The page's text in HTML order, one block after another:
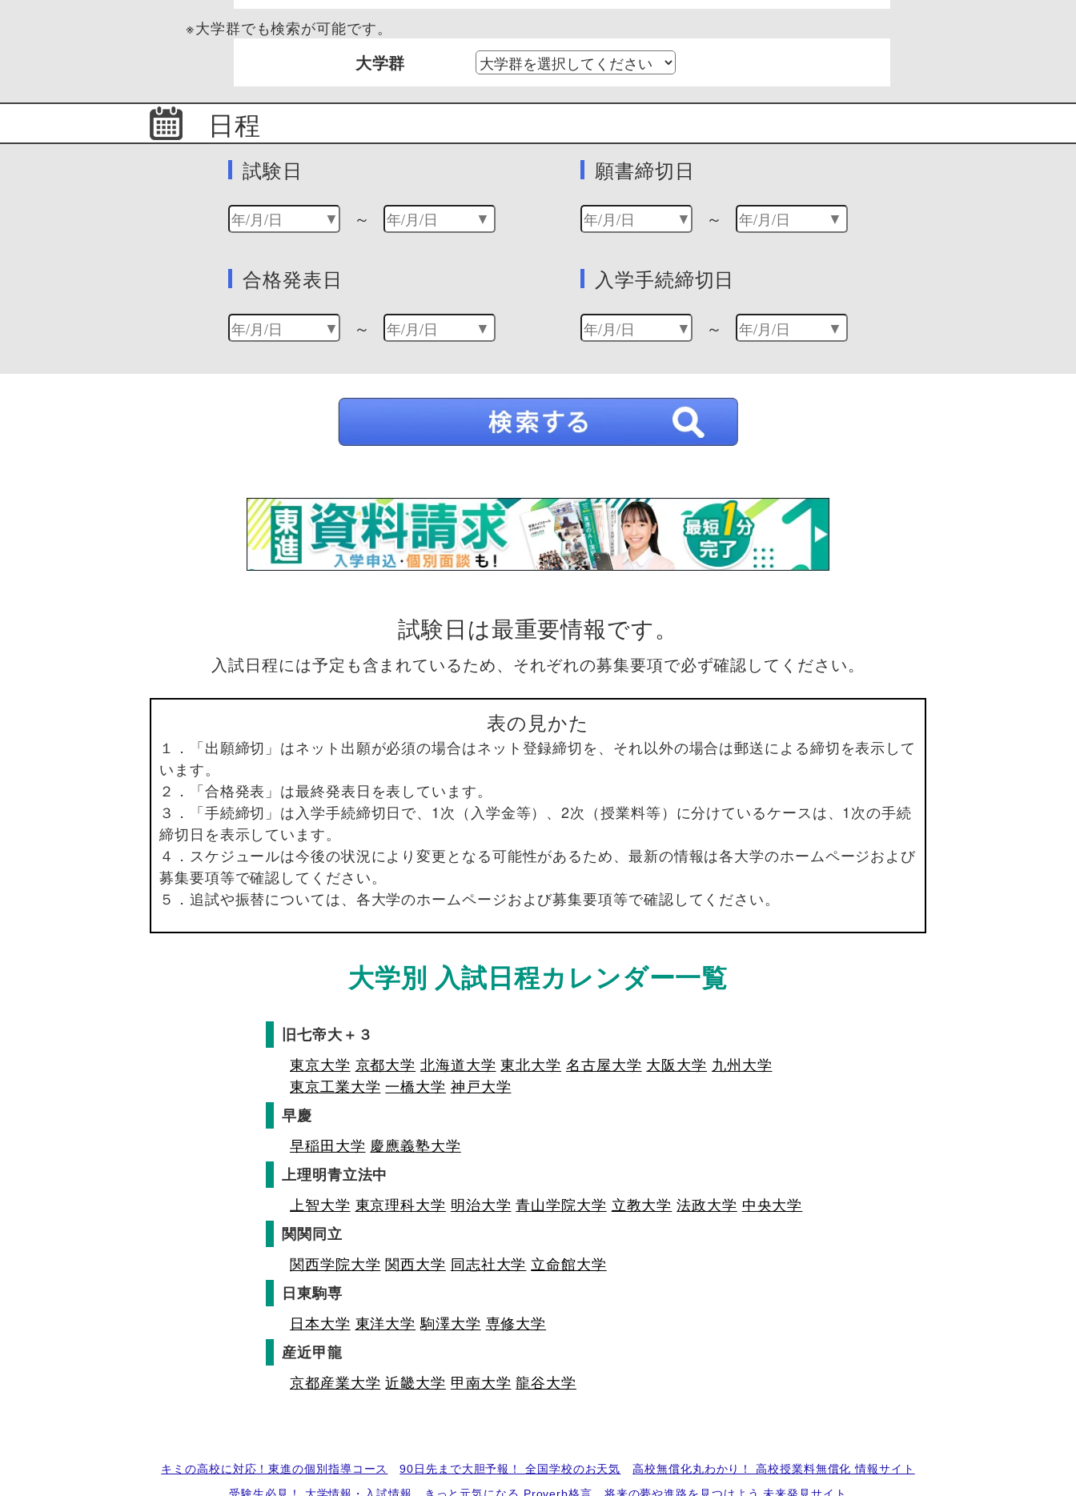
※大学群でも検索が可能です。
大学群
日程
試験日
～
願書締切日
～
合格発表日
～
入学手続締切日
～
試験日は最重要情報です。
入試日程には予定も含まれているため、それぞれの募集要項で必ず確認してください。
表の見かた
１．「出願締切」はネット出願が必須の場合はネット登録締切を、それ以外の場合は郵送による締切を表示して
います。
２．「合格発表」は最終発表日を表しています。
３．「手続締切」は入学手続締切日で、1次（入学金等）、2次（授業料等）に分けているケースは、1次の手続
締切日を表示しています。
４．スケジュールは今後の状況により変更となる可能性があるため、最新の情報は各大学のホームページおよび
募集要項等で確認してください。
５．追試や振替については、各大学のホームページおよび募集要項等で確認してください。
大学別 入試日程カレンダー一覧
旧七帝大＋３
東京大学 京都大学 北海道大学 東北大学 名古屋大学 大阪大学 九州大学
東京工業大学 一橋大学 神戸大学
早慶
早稲田大学 慶應義塾大学
上理明青立法中
上智大学 東京理科大学 明治大学 青山学院大学 立教大学 法政大学 中央大学
関関同立
関西学院大学 関西大学 同志社大学 立命館大学
日東駒専
日本大学 東洋大学 駒澤大学 専修大学
産近甲龍
京都産業大学 近畿大学 甲南大学 龍谷大学
キミの高校に対応！東進の個別指導コース 90日先まで大胆予報！ 全国学校のお天気
高校無償化丸わかり！ 高校授業料無償化 情報サイト